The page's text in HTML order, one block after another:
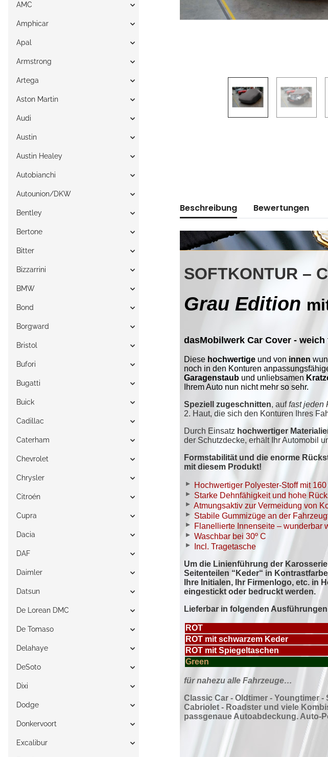
Beschreibung Bewertungen
AMC
Amphicar
Apal
Armstrong
Artega
Aston Martin
Audi
Austin
Austin Healey
Autobianchi
Autounion/DKW
Bentley
Bertone
Bitter
Bizzarrini
BMW
Bond
Borgward
Bristol
Bufori
Bugatti
Buick
Cadillac
Caterham
Chevrolet
Chrysler
Citroén
Cupra
Dacia
DAF
Daimler
Datsun
De Lorean DMC
De Tomaso
Delahaye
DeSoto
Dixi
Dodge
Donkervoort
Excalibur